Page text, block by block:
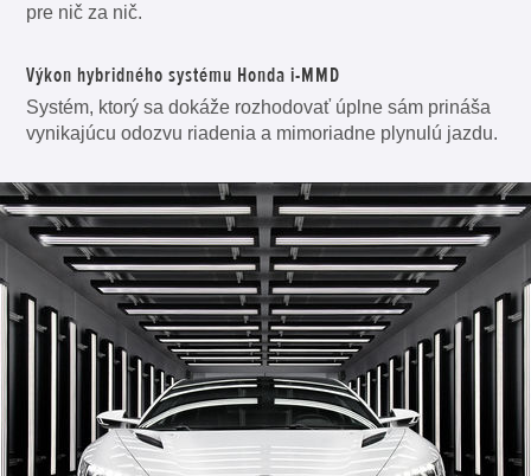
pre nič za nič.
Výkon hybridného systému Honda i-MMD
Systém, ktorý sa dokáže rozhodovať úplne sám prináša
vynikajúcu odozvu riadenia a mimoriadne plynulú jazdu.